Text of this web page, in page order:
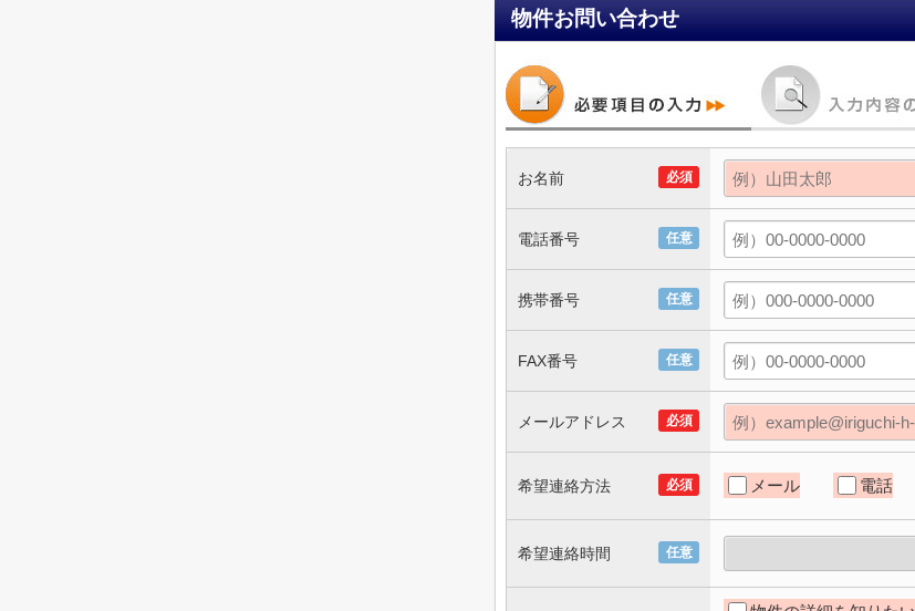
物件お問い合わせ
必須
お名前
任意
電話番号
任意
携帯番号
任意
FAX番号
必須
メールアドレス
必須
希望連絡方法 メール 電話
任意
希望連絡時間